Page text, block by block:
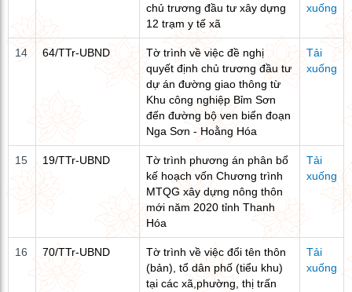
chủ trương đầu tư xây dựng
12 trạm y tế xã
xuống
14 64/TTr-UBND
Tờ trình về việc đề nghị
quyết định chủ trương đầu tư
dự án đường giao thông từ
Khu công nghiệp Bỉm Sơn
đến đường bộ ven biển đoạn
Nga Sơn - Hoằng Hóa
Tải
xuống
15 19/TTr-UBND
Tờ trình phương án phân bổ
kế hoạch vốn Chương trình
MTQG xây dựng nông thôn
mới năm 2020 tỉnh Thanh
Hóa
Tải
xuống
16 70/TTr-UBND
Tờ trình về việc đổi tên thôn
(bản), tổ dân phố (tiểu khu)
tại các xã,phường, thị trấn
Tải
xuống